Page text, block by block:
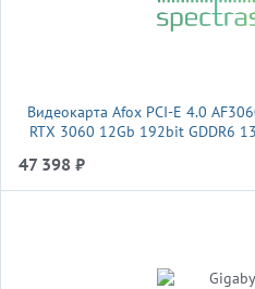
Видеокарта Afox PCI-E 4.0
RTX 3060 12Gb 192bit GDDR6
47 398 ₽